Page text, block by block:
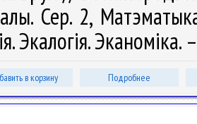
Сер. 2,
Экалогія.
в корзину Подробнее